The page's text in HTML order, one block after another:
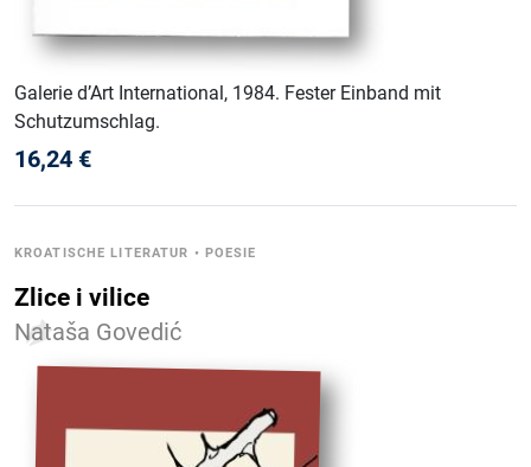
Galerie d’Art International, 1984. Fester Einband mit
Schutzumschlag.
16,24 €
KROATISCHE LITERATUR • POESIE
Zlice i vilice
Nataša Govedić